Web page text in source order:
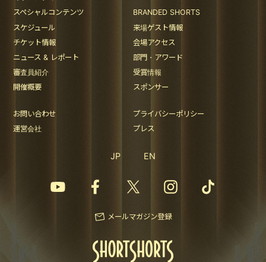
チケット予約 チケット予約
スペシャルコンテンツ
BRANDED SHORTS
スケジュール
来場ゲスト情報
チケット情報
会場アクセス
ニュース & レポート
部門・アワード
審査員紹介
受賞情報
開催概要
スポンサー
お問い合わせ
プライバシーポリシー
運営会社
プレス
JP EN
メールマガジン登録